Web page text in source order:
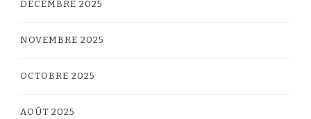
DÉCEMBRE 2025
NOVEMBRE 2025
OCTOBRE 2025
AOÛT 2025